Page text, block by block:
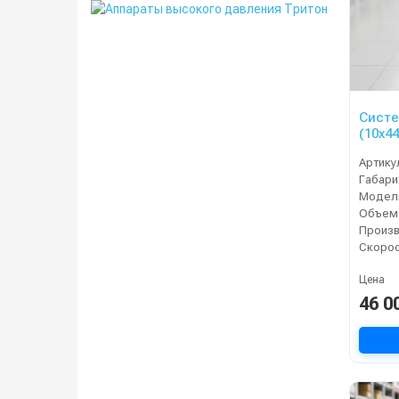
Объем
Цена
46